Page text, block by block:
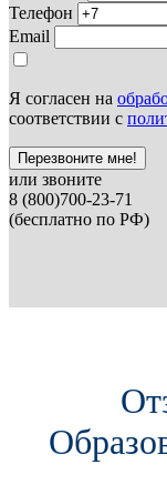
Телефон
Email
Я согласен на
соответствии с
Перезвоните мне!
или звоните
8 (800)700-23-71
(бесплатно по РФ)